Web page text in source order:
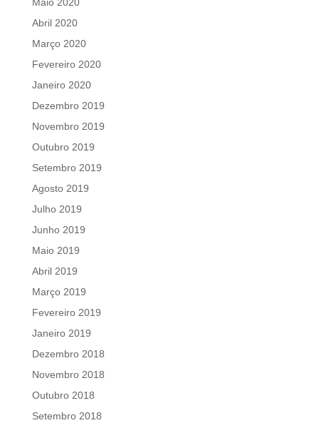
Abril 2020
Março 2020
Fevereiro 2020
Janeiro 2020
Dezembro 2019
Novembro 2019
Outubro 2019
Setembro 2019
Agosto 2019
Julho 2019
Junho 2019
Maio 2019
Abril 2019
Março 2019
Fevereiro 2019
Janeiro 2019
Dezembro 2018
Novembro 2018
Outubro 2018
Setembro 2018